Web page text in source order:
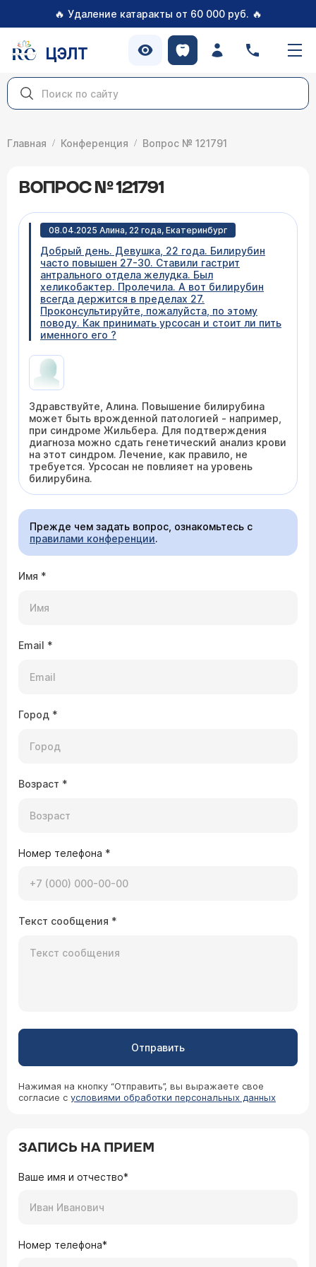
🔥 Удаление катаракты от 60 000 руб. 🔥
ЦЭЛТ
Главная Конференция Вопрос № 121791
ВОПРОС № 121791
08.04.2025 Алина, 22 года, Екатеринбург
Добрый день. Девушка, 22 года. Билирубин
часто повышен 27-30. Ставили гастрит
антрального отдела желудка. Был
хеликобактер. Пролечила. А вот билирубин
всегда держится в пределах 27.
Проконсультируйте, пожалуйста, по этому
поводу. Как принимать урсосан и стоит ли пить
именного его ?
Здравствуйте, Алина. Повышение билирубина
может быть врожденной патологией - например,
при синдроме Жильбера. Для подтверждения
диагноза можно сдать генетический анализ крови
на этот синдром. Лечение, как правило, не
требуется. Урсосан не повлияет на уровень
билирубина.
Прежде чем задать вопрос, ознакомьтесь с
правилами конференции.
Имя *
Email *
Город *
Возраст *
Номер телефона *
Текст сообщения *
Отправить
Нажимая на кнопку “Отправить”, вы выражаете свое
согласие с условиями обработки персональных данных
ЗАПИСЬ НА ПРИЕМ
Ваше имя и отчество*
Номер телефона*